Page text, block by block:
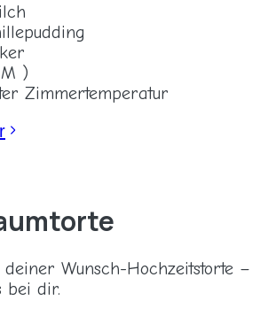
)
Zimmertemperatur
Wunsch-Hochzeitstorte –
bei dir.